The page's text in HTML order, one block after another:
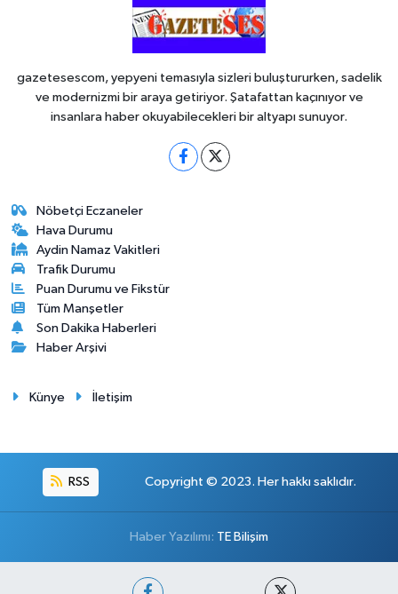
gazetesescom, yepyeni temasıyla sizleri buluştururken, sadelik
ve modernizmi bir araya getiriyor. Şatafattan kaçınıyor ve
insanlara haber okuyabilecekleri bir altyapı sunuyor.
Nöbetçi Eczaneler
Hava Durumu
Aydin Namaz Vakitleri
Trafik Durumu
Puan Durumu ve Fikstür
Tüm Manşetler
Son Dakika Haberleri
Haber Arşivi
Künye İletişim
RSS Copyright © 2023. Her hakkı saklıdır.
Haber Yazılımı: TE Bilişim